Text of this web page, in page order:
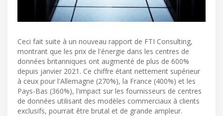
Ceci fait suite à un nouveau rapport de FTI Consulting,
montrant que les prix de l'énergie dans les centres de
données britanniques ont augmenté de plus de 600%
depuis janvier 2021. Ce chiffre étant nettement supérieur
à ceux pour l'Allemagne (270%), la France (400%) et les
Pays-Bas (360%), l'impact sur les fournisseurs de centres
de données utilisant des modèles commerciaux à clients
exclusifs, pourrait être brutal et de grande ampleur.